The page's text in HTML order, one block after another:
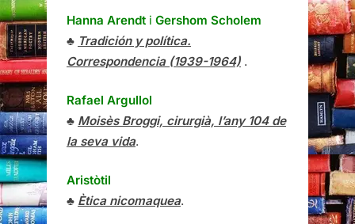
Hanna Arendt i Gershom Scholem
♣ Tradición y política.
Correspondencia (1939-1964) .
Rafael Argullol
♣ Moisès Broggi, cirurgià, l’any 104 de
la seva vida.
Aristòtil
♣ Ètica nicomaquea.